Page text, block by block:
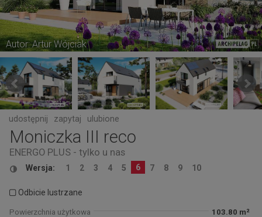
Autor: Artur Wójciak
udostępnij zapytaj ulubione
Moniczka III reco
ENERGO PLUS - tylko u nas
Wersja: 1 2 3 4 5 6 7 8 9 10
Odbicie lustrzane
Powierzchnia użytkowa
103.80 m²